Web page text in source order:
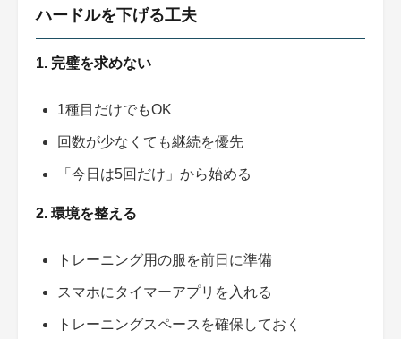
ハードルを下げる工夫
1. 完璧を求めない
1種目だけでもOK
回数が少なくても継続を優先
「今日は5回だけ」から始める
2. 環境を整える
トレーニング用の服を前日に準備
スマホにタイマーアプリを入れる
トレーニングスペースを確保しておく